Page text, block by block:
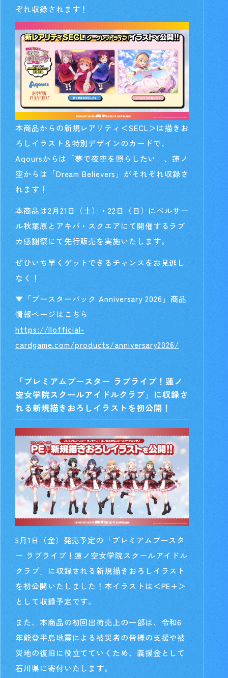
ぞれ収録されます！
本商品からの新規レアリティ＜SECL＞は描きお
ろしイラスト＆特別デザインのカードで、
Aqoursからは「夢で夜空を照らしたい」、蓮ノ
空からは「Dream Believers」がそれぞれ収録さ
れます！
本商品は2月21日（土）・22日（日）にベルサー
ル秋葉原とアキバ・スクエアにて開催するラブ
カ感謝祭にて先行販売を実施いたします。
ぜひいち早くゲットできるチャンスをお見逃し
なく！
▼「ブースターパック Anniversary 2026」商品
情報ページはこちら
https://llofficial-
cardgame.com/products/anniversary2026/
「プレミアムブースター ラブライブ！蓮ノ
空女学院スクールアイドルクラブ」 に収録さ
れる新規描きおろしイラストを初公開！
5月1日（金）発売予定の「プレミアムブースタ
ー ラブライブ！蓮ノ空女学院スクールアイドル
クラブ」に収録される新規描きおろしイラスト
を初公開いたしました！本イラストは＜PE+＞
として収録予定です。
また、本商品の初回出荷売上の一部は、令和6
年能登半島地震による被災者の皆様の支援や被
災地の復旧に役立てていくため、義援金として
石川県に寄付いたします。